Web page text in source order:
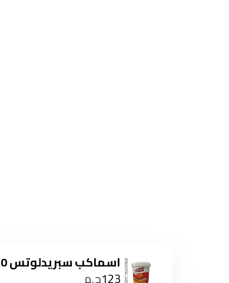
اسماكب سبريدلوتس 850 جم
123ج.م